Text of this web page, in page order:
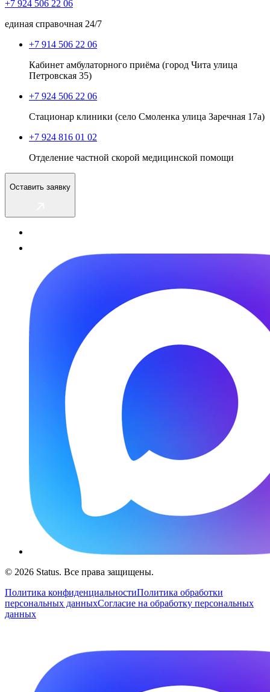
+7 924 506 22 06
единая справочная 24/7
+7 914 506 22 06
Кабинет амбулаторного приёма (город Чита улица
Петровская 35)
+7 924 506 22 06
Стационар клиники (село Смоленка улица Заречная 17а)
+7 924 816 01 02
Отделение частной скорой медицинской помощи
Оставить заявку
© 2026 Status. Все права защищены.
Политика конфиденциальностиПолитика обработки
персональных данныхСогласие на обработку персональных
данных